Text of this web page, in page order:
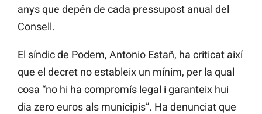
anys que depén de cada pressupost anual del
Consell.
El síndic de Podem, Antonio Estañ, ha criticat així
que el decret no estableix un mínim, per la qual
cosa “no hi ha compromís legal i garanteix hui
dia zero euros als municipis”. Ha denunciat que